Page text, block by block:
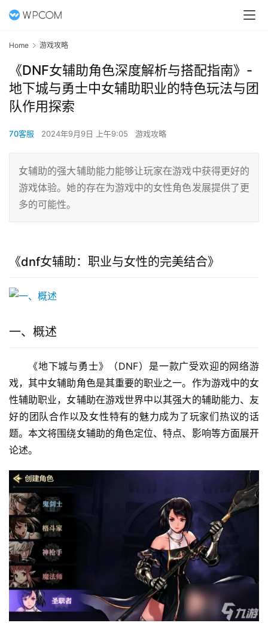
Home 游戏攻略
《DNF女辅助角色深度解析与搭配指南》-
地下城与勇士中女辅助职业的特色玩法与团
队作用探索
70客服 2024年9月9日 上午9:05 游戏攻略
女辅助的强大辅助能力能够让玩家在游戏中获得更好的
游戏体验。她的存在为游戏中的女性角色发展提供了更
多的可能性。
《dnf女辅助：职业与女性的完美结合》
一、概述
《地下城与勇士》（DNF）是一款广受欢迎的网络游
戏，其中女辅助角色是其重要的职业之一。作为游戏中的女
性辅助职业，女辅助在游戏世界中以其强大的辅助能力、友
好的团队合作以及女性特有的魅力成为了玩家们热议的话
题。本文将围绕女辅助的角色定位、特点、影响等方面展开
论述。